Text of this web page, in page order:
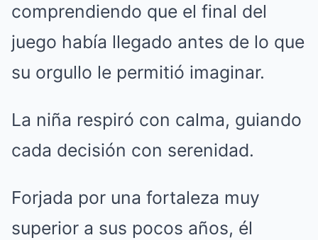
comprendiendo que el final del
juego había llegado antes de lo que
su orgullo le permitió imaginar.
La niña respiró con calma, guiando
cada decisión con serenidad.
Forjada por una fortaleza muy
superior a sus pocos años, él